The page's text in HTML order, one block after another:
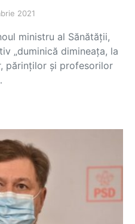
2021
ministru al Sănătății,
„duminică dimineața, la
părinților și profesorilor